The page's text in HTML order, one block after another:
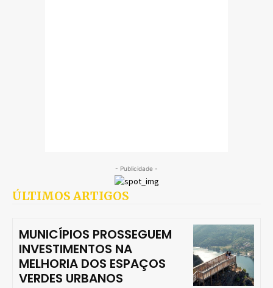
- Publicidade -
ÚLTIMOS ARTIGOS
MUNICÍPIOS PROSSEGUEM
INVESTIMENTOS NA
MELHORIA DOS ESPAÇOS
VERDES URBANOS